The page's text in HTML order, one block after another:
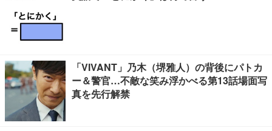
「VIVANT」乃木（堺雅人）の背後にパトカ
ー＆警官…不敵な笑み浮かべる第13話場面写
真を先行解禁